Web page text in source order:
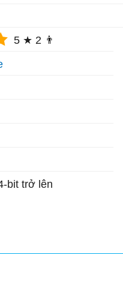
5 ★ 2 👨
bit trở lên